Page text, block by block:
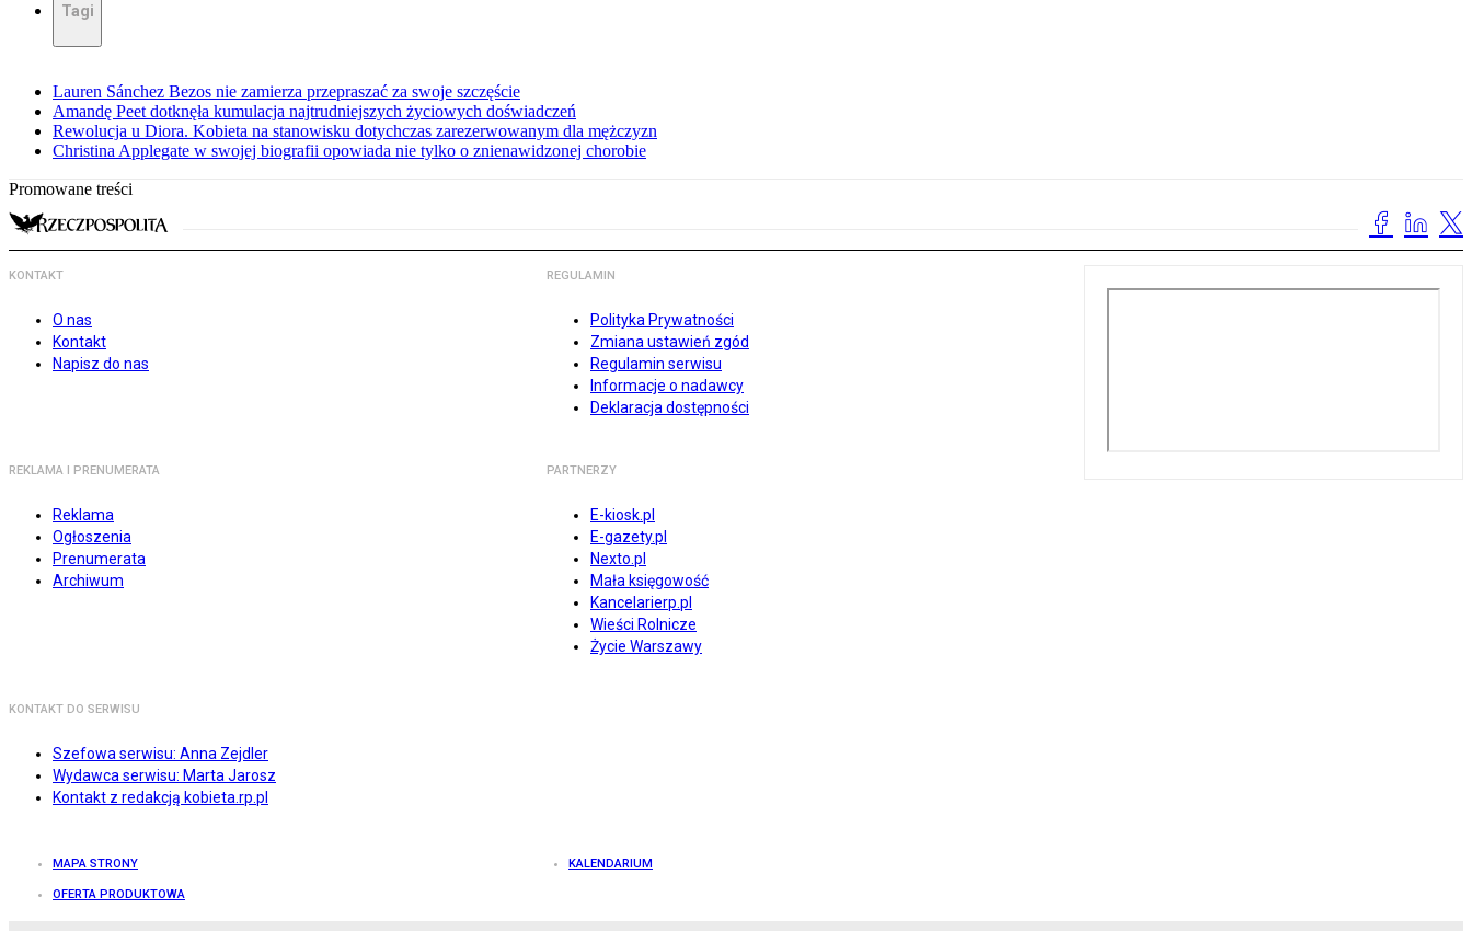
Tagi
Lauren Sánchez Bezos nie zamierza przepraszać za swoje szczęście
Amandę Peet dotknęła kumulacja najtrudniejszych życiowych doświadczeń
Rewolucja u Diora. Kobieta na stanowisku dotychczas zarezerwowanym dla mężczyzn
Christina Applegate w swojej biografii opowiada nie tylko o znienawidzonej chorobie
Promowane treści
KONTAKT
O nas
Kontakt
Napisz do nas
REGULAMIN
Polityka Prywatności
Zmiana ustawień zgód
Regulamin serwisu
Informacje o nadawcy
Deklaracja dostępności
REKLAMA I PRENUMERATA
Reklama
Ogłoszenia
Prenumerata
Archiwum
PARTNERZY
E-kiosk.pl
E-gazety.pl
Nexto.pl
Mała księgowość
Kancelarierp.pl
Wieści Rolnicze
Życie Warszawy
KONTAKT DO SERWISU
Szefowa serwisu: Anna Zejdler
Wydawca serwisu: Marta Jarosz
Kontakt z redakcją kobieta.rp.pl
MAPA STRONY KALENDARIUM
OFERTA PRODUKTOWA